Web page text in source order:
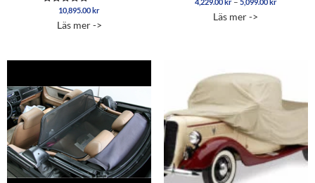
Betygsatt
av 5
10,895.00kr
Läs mer ->
av 5
Läs mer ->